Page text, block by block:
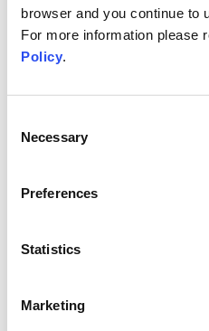
browser and you continue to
For more information please
Policy.
Selection
Necessary
Preferences
Statistics
Marketing
Vi utför för